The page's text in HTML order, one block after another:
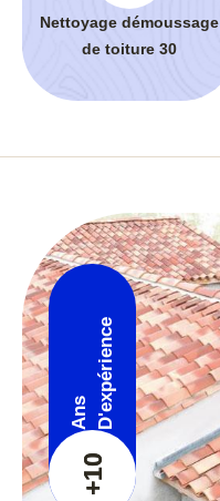
Nettoyage démoussage
de toiture 30
+10
Ans D'expérience